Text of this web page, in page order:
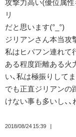
リ
だと思います(°_°)
ジリアンさん本当攻
私はヒバフン連れて
ある程度距離ある火
い、私は極振りしてま
でも正直ジリアンの
けない事も多いし、、
2018/08/24 15:39